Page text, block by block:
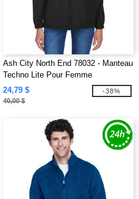
Ash City North End 78032 - Manteau
Techno Lite Pour Femme
24,79 $
40,00 $
-38%